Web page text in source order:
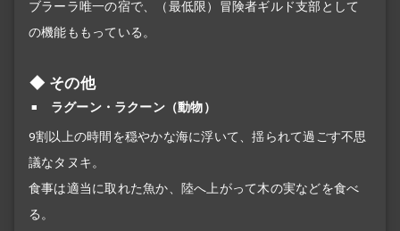
ブラーラ唯一の宿で、（最低限）冒険者ギルド支部として
の機能ももっている。
その他
ラグーン・ラクーン（動物）
9割以上の時間を穏やかな海に浮いて、揺られて過ごす不思
議なタヌキ。
食事は適当に取れた魚か、陸へ上がって木の実などを食べ
る。